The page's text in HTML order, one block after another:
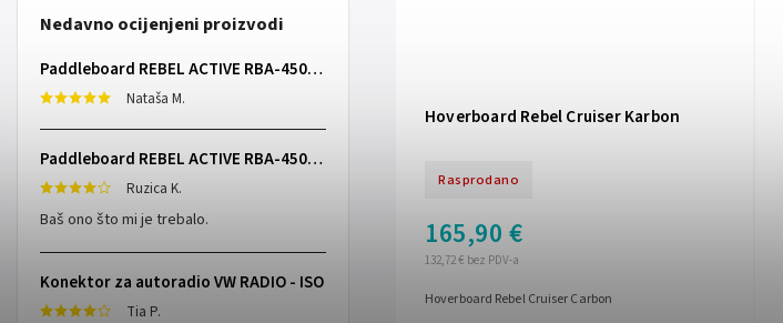
Nedavno ocijenjeni proizvodi
Paddleboard REBEL ACTIVE RBA-4507 - sivi
Nataša M.
Paddleboard REBEL ACTIVE RBA-4507 - sivi
Ruzica K.
Baš ono što mi je trebalo.
Konektor za autoradio VW RADIO - ISO
Tia P.
Hoverboard Rebel Cruiser Karbon
Rasprodano
132,72 € bez PDV-a
165,90 €
Hoverboard Rebel Cruiser Carbon